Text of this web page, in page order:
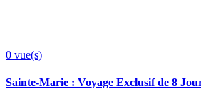
0 vue(s)
Sainte-Marie : Voyage Exclusif de 8